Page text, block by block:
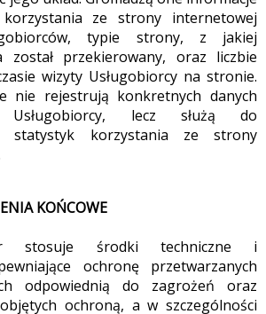
ze strony internetowej
typie strony, z jakiej
został przekierowany, oraz liczbie
wizyty Usługobiorcy na stronie.
nie rejestrują konkretnych danych
Usługobiorcy, lecz służą do
statystyk korzystania ze strony
KOŃCOWE
stosuje środki techniczne i
ochronę przetwarzanych
odpowiednią do zagrożeń oraz
ochroną, a w szczególności